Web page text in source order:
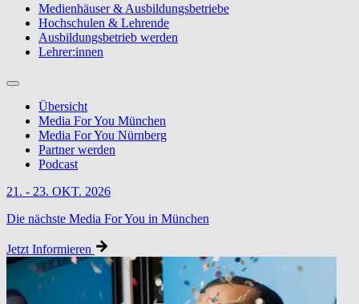
Medienhäuser & Ausbildungsbetriebe
Hochschulen & Lehrende
Ausbildungsbetrieb werden
Lehrer:innen
Übersicht
Media For You München
Media For You Nürnberg
Partner werden
Podcast
21. - 23. OKT. 2026
Die nächste Media For You in München
Jetzt Informieren